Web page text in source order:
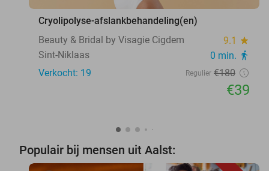
Cryolipolyse-afslankbehandeling(en)
Beauty & Bridal by Visagie Cigdem
9.1 star
Sint-Niklaas 0 min. directions_walk
Verkocht: 19 Regulier €180
€39
Populair bij mensen uit Aalst: